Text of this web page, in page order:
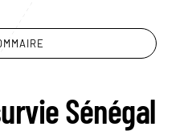
Sénégal